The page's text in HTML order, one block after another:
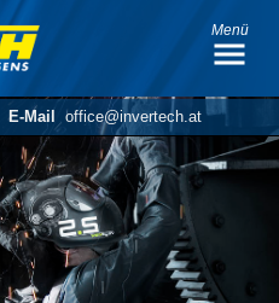
E-Mail office@invertech.at
Menü